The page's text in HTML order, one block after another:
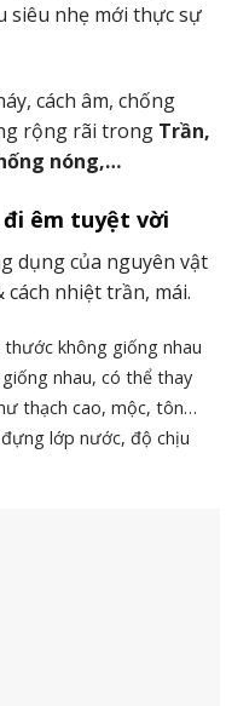
siêu nhẹ mới thực sự
cách âm, chống
rộng rãi trong Trần,
nóng,…
đi êm tuyệt vời
dụng của nguyên vật
nhiệt trần, mái.
không giống nhau
nhau, có thể thay
thạch cao, mộc, tôn…
lớp nước, độ chịu